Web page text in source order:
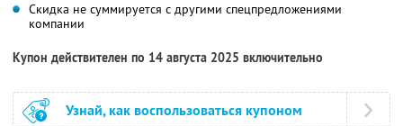
Скидка не суммируется с другими спецпредложениями
компании
Купон действителен по 14 августа 2025 включительно
Узнай, как воспользоваться купоном